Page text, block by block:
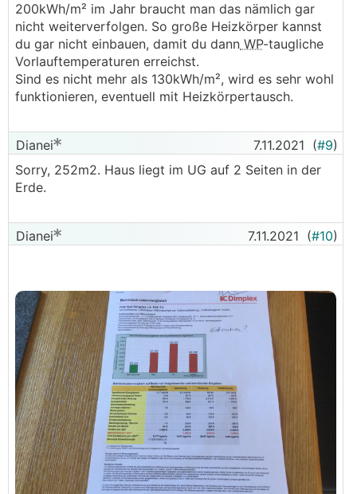
200kWh/m² im Jahr braucht man das nämlich gar
nicht weiterverfolgen. So große Heizkörper kannst
du gar nicht einbauen, damit du dann WP-taugliche
Vorlauftemperaturen erreichst.
Sind es nicht mehr als 130kWh/m², wird es sehr wohl
funktionieren, eventuell mit Heizkörpertausch.
Dianei 7.11.2021 (#9)
Sorry, 252m2. Haus liegt im UG auf 2 Seiten in der
Erde.
Dianei 7.11.2021 (#10)